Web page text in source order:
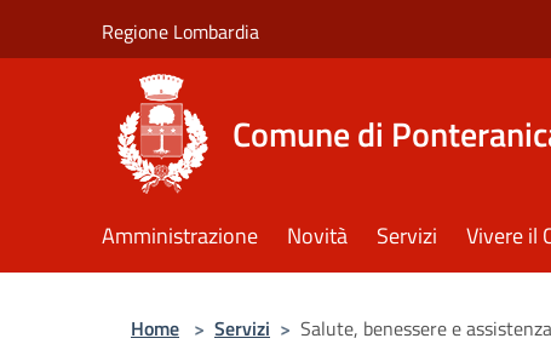
Regione Lombardia
Comune di
Amministrazione Novità Servizi Vivere il
Home > Servizi > Salute, benessere e assistenza